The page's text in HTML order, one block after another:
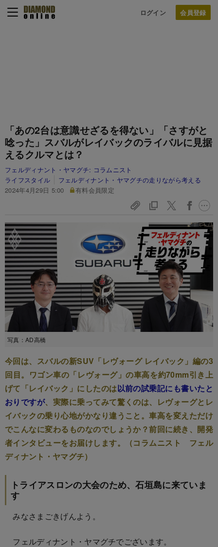
ログイン
「あの2台は意識せざるを得ない」「さすがと
唸った」スバルがレイバックのライバルに見据
えるクルマとは？
フェルディナント・ヤマグチ: コラムニスト
ライフスタイル
フェルディナント・ヤマグチの走りながら考える
2024年4月29日 5:00
有料会員限定
写真：AD高橋
今回は、スバルの新SUV「レヴォーグ レイバック」編の3
回目。ワゴン車の「レヴォーグ」の車高を約70mm引き上
げて「レイバック」にしたのは以前の試乗記にも書いたと
おりですが、実際に乗ってみて驚くのは、レヴォーグとレ
イバックの乗り心地がかなり違うこと。車高を変えただけ
でこんなに変わるものなのでしょうか？前回に続き、開発
者インタビューをお届けします。（コラムニスト フェル
ディナント・ヤマグチ）
トライアスロンの大会のため、石垣島に来ていま
す
みなさまごきげんよう。
フェルディナント・ヤマグチでございます。